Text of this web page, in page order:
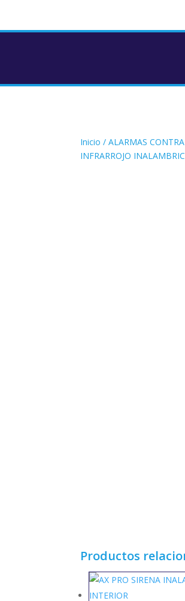
Inicio /ALARMAS
INFRARROJO
Productos